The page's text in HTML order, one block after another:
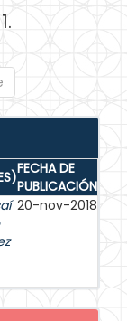
FECHA DE
PUBLICACIÓN
20-nov-2018